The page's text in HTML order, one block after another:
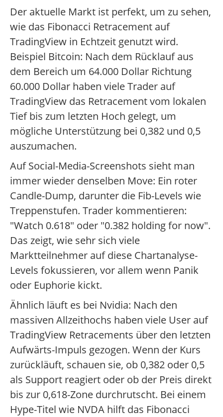
Der aktuelle Markt ist perfekt, um zu sehen,
wie das Fibonacci Retracement auf
TradingView in Echtzeit genutzt wird.
Beispiel Bitcoin: Nach dem Rücklauf aus
dem Bereich um 64.000 Dollar Richtung
60.000 Dollar haben viele Trader auf
TradingView das Retracement vom lokalen
Tief bis zum letzten Hoch gelegt, um
mögliche Unterstützung bei 0,382 und 0,5
auszumachen.
Auf Social-Media-Screenshots sieht man
immer wieder denselben Move: Ein roter
Candle-Dump, darunter die Fib-Levels wie
Treppenstufen. Trader kommentieren:
"Watch 0.618" oder "0.382 holding for now".
Das zeigt, wie sehr sich viele
Marktteilnehmer auf diese Chartanalyse-
Levels fokussieren, vor allem wenn Panik
oder Euphorie kickt.
Ähnlich läuft es bei Nvidia: Nach den
massiven Allzeithochs haben viele User auf
TradingView Retracements über den letzten
Aufwärts-Impuls gezogen. Wenn der Kurs
zurückläuft, schauen sie, ob 0,382 oder 0,5
als Support reagiert oder ob der Preis direkt
bis zur 0,618-Zone durchrutscht. Bei einem
Hype-Titel wie NVDA hilft das Fibonacci